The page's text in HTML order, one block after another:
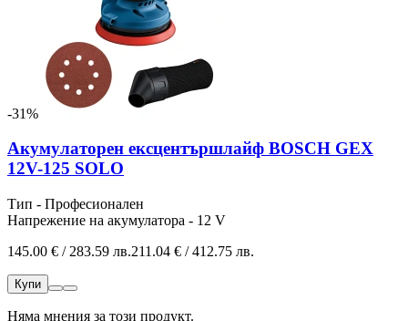
-31%
Акумулаторен ексцентършлайф BOSCH GEX
12V-125 SOLO
Тип - Професионален
Напрежение на акумулатора - 12 V
145.00 € / 283.59 лв.211.04 € / 412.75 лв.
Купи
Няма мнения за този продукт.